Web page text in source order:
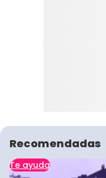
Recomendadas
Te ayuda